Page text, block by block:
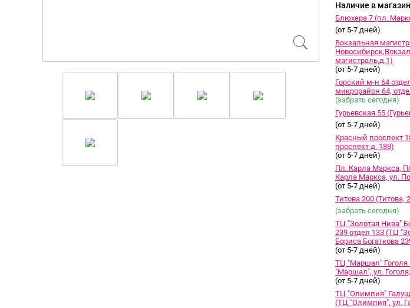
Наличие в
Блюхера 7 (пл.
(от 5-7 дней)
Вокзальная
магистраль,д.1)
(от 5-7 дней)
Горский м-н 64
микрорайон 64,
(забрать сегодня)
Гурьевская 55
(от 5-7 дней)
Красный проспект
проспект д. 188)
(от 5-7 дней)
Пл. Карла Маркса,
Карла Маркса, ул.
(от 5-7 дней)
Титова 200 (Титова,
(забрать сегодня)
ТЦ "Золотая Нива"
239 отдел 133 (ТЦ
Бориса Богаткова
(от 5-7 дней)
ТЦ "Маршал" Гоголя
"Маршал", ул.
(от 5-7 дней)
ТЦ "Олимпия"
(ТЦ "Олимпия", ул.